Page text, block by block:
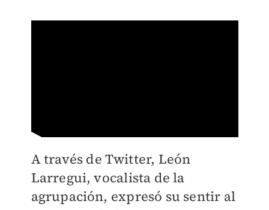
A través de Twitter, León
Larregui, vocalista de la
agrupación, expresó su sentir al